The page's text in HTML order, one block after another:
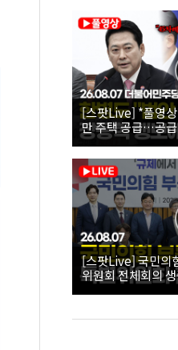
위원회 전체회의
[스팟Live] *풀영
만 주택 공급…공
26.08.07 더불어민
[스팟Live] 국민의
위원회 전체회의